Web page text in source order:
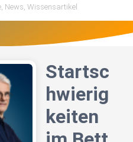
Startsc
hwierig
keiten